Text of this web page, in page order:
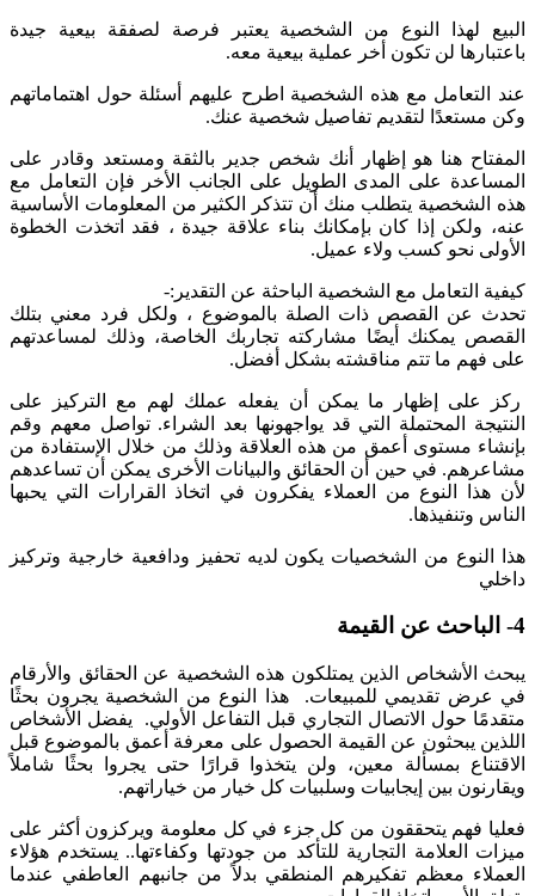
البيع لهذا النوع من الشخصية يعتبر فرصة لصفقة بيعية جيدة
باعتبارها لن تكون أخر عملية بيعية معه.
عند التعامل مع هذه الشخصية اطرح عليهم أسئلة حول اهتماماتهم
وكن مستعدًا لتقديم تفاصيل شخصية عنك.
المفتاح هنا هو إظهار أنك شخص جدير بالثقة ومستعد وقادر على
المساعدة على المدى الطويل على الجانب الأخر فإن التعامل مع
هذه الشخصية يتطلب منك أن تتذكر الكثير من المعلومات الأساسية
عنه، ولكن إذا كان بإمكانك بناء علاقة جيدة ، فقد اتخذت الخطوة
الأولى نحو كسب ولاء عميل.
كيفية التعامل مع الشخصية الباحثة عن التقدير:-
تحدث عن القصص ذات الصلة بالموضوع ، ولكل فرد معني بتلك
القصص يمكنك أيضًا مشاركته تجاربك الخاصة، وذلك لمساعدتهم
على فهم ما تتم مناقشته بشكل أفضل.
ركز على إظهار ما يمكن أن يفعله عملك لهم مع التركيز على
النتيجة المحتملة التي قد يواجهونها بعد الشراء. تواصل معهم وقم
بإنشاء مستوى أعمق من هذه العلاقة وذلك من خلال الإستفادة من
مشاعرهم. في حين أن الحقائق والبيانات الأخرى يمكن أن تساعدهم
لأن هذا النوع من العملاء يفكرون في اتخاذ القرارات التي يحبها
الناس وتنفيذها.
هذا النوع من الشخصيات يكون لديه تحفيز ودافعية خارجية وتركيز
داخلي
4- الباحث عن القيمة
يبحث الأشخاص الذين يمتلكون هذه الشخصية عن الحقائق والأرقام
في عرض تقديمي للمبيعات. هذا النوع من الشخصية يجرون بحثًا
متقدمًا حول الاتصال التجاري قبل التفاعل الأولي. يفضل الأشخاص
اللذين يبحثون عن القيمة الحصول على معرفة أعمق بالموضوع قبل
الاقتناع بمسألة معين، ولن يتخذوا قرارًا حتى يجروا بحثًا شاملاً
ويقارنون بين إيجابيات وسلبيات كل خيار من خياراتهم.
فعليا فهم يتحققون من كل جزء في كل معلومة ويركزون أكثر على
ميزات العلامة التجارية للتأكد من جودتها وكفاءتها.. يستخدم هؤلاء
العملاء معظم تفكيرهم المنطقي بدلاً من جانبهم العاطفي عندما